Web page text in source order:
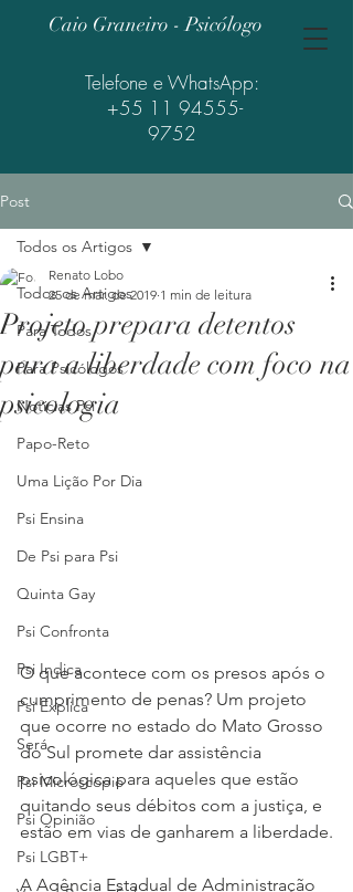
Caio Graneiro - Psicólogo
Telefone e WhatsApp:
+55 11 94555-
9752
Post
Todos os Artigos
Para Todos
Para Psicólogos
Notícias Psi
Papo-Reto
Uma Lição Por Dia
Psi Ensina
De Psi para Psi
Quinta Gay
Psi Confronta
Psi Indica
Psi Explica
Será
Psi Microscópio
Psi Opinião
Psi LGBT+
Todos os Artigos
Projeto prepara detentos
para a liberdade com foco na
psicologia
Renato Lobo
25 de mar. de 2019 1 min de leitura
O que acontece com os presos após o
cumprimento de penas? Um projeto
que ocorre no estado do Mato Grosso
do Sul promete dar assistência
psicológica para aqueles que estão
quitando seus débitos com a justiça, e
estão em vias de ganharem a liberdade.
A Agência Estadual de Administração